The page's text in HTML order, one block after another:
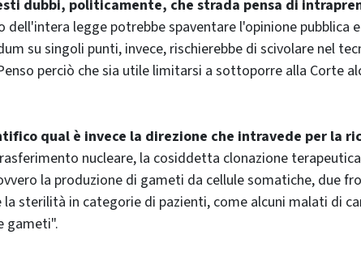
dubbi, politicamente, che strada pensa di
legge potrebbe spaventare l'opinione pubblica
su singoli punti, invece, rischierebbe di scivolare nel
perciò che sia utile limitarsi a sottoporre alla Corte
qual è invece la direzione che intravede per la
nucleare, la cosiddetta clonazione
la produzione di gameti da cellule somatiche, due
sterilità in categorie di pazienti, come alcuni malati di
gameti".